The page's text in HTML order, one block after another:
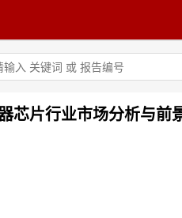
芯片行业市场分析与前